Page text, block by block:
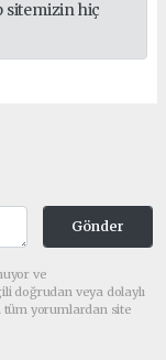
sitemizin hiç
Gönder
ve
doğrudan veya dolaylı
tüm yorumlardan site